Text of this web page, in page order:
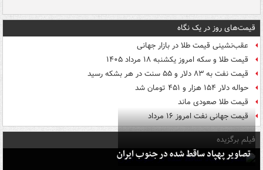
قیمت‌های روز در یک نگاه
عقب‌نشینی قیمت طلا در بازار جهانی
قیمت طلا و سکه امروز یکشنبه ۱۸ مرداد ۱۴۰۵
قیمت نفت به ۸۳ دلار و ۵۵ سنت در هر بشکه رسید
حواله دلار ۱۵۴ هزار و ۴۵۱ تومان شد
قیمت طلا صعودی ماند
قیمت جهانی نفت امروز ۱۶ مرداد
فیلم برگزیده
تصاویر پهپاد ساقط شده در جنوب ایران